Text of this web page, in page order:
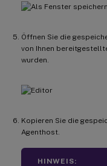
Öffnen Sie die
von Ihnen
wurden.
Kopieren Sie die
Agenthost.
HINWEIS: